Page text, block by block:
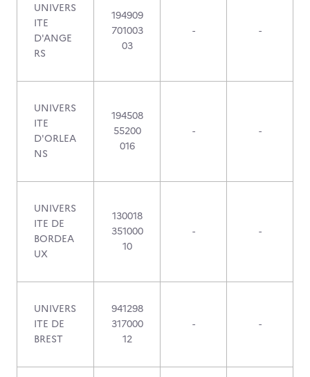
UNIVERS
ITE
D'ANGE
RS
194909
701003
03
- -
UNIVERS
ITE
D'ORLEA
NS
194508
55200
016
- -
UNIVERS
ITE DE
BORDEA
UX
130018
351000
10
- -
UNIVERS
ITE DE
BREST
941298
317000
12
- -